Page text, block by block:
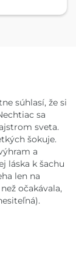
súhlasí, že si
sa
sveta.
šokuje.
a
láska k šachu
len na
očakávala,